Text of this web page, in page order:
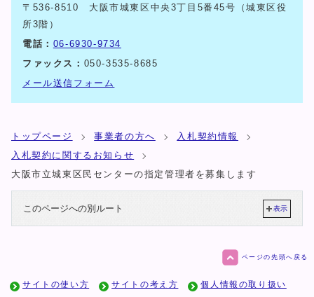
〒536-8510 大阪市城東区中央3丁目5番45号（城東区役
所3階）
電話： 06-6930-9734
ファックス： 050-3535-8685
メール送信フォーム
トップページ 事業者の方へ
入札契約情報
入札契約に関するお知らせ
大阪市立城東区民センターの指定管理者を募集します
このページへの別ルート 表示
ページの先頭へ戻る
サイトの使い方 サイトの考え方 個人情報の取り扱い